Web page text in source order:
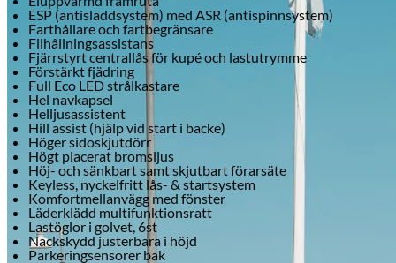
ESP (antisladdsystem) med ASR (antispinnsystem)
Farthållare och fartbegränsare
Filhållningsassistans
Fjärrstyrt centrallås för kupé och lastutrymme
Förstärkt fjädring
Full Eco LED strålkastare
Hel navkapsel
Helljusassistent
Hill assist (hjälp vid start i backe)
Höger sidoskjutdörr
Högt placerat bromsljus
Höj- och sänkbart samt skjutbart förarsäte
Keyless, nyckelfritt lås- & startsystem
Komfortmellanvägg med fönster
Läderklädd multifunktionsratt
Lastöglor i golvet, 6st
Nackskydd justerbara i höjd
Parkeringsensorer bak